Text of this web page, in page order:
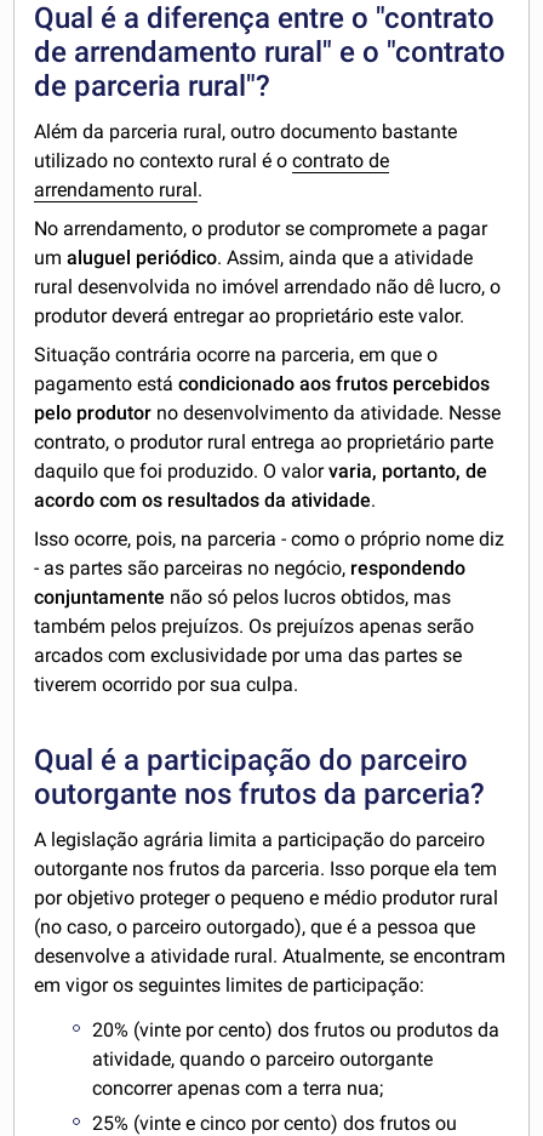
Qual é a diferença entre o "contrato
de arrendamento rural" e o "contrato
de parceria rural"?
Além da parceria rural, outro documento bastante
utilizado no contexto rural é ocontrato de
arrendamento rural .
No arrendamento, o produtor se compromete a pagar
umaluguel periódico. Assim, ainda que a atividade
rural desenvolvida no imóvel arrendado não dê lucro, o
produtor deverá entregar ao proprietário este valor.
Situação contrária ocorre na parceria, em que o
pagamento estácondicionado aos frutos percebidos
pelo produtor no desenvolvimento da atividade. Nesse
contrato, o produtor rural entrega ao proprietário parte
daquilo que foi produzido. O valorvaria, portanto, de
acordo com os resultados da atividade.
Isso ocorre, pois, na parceria - como o próprio nome diz
- as partes são parceiras no negócio, respondendo
conjuntamente não só pelos lucros obtidos, mas
também pelos prejuízos. Os prejuízos apenas serão
arcados com exclusividade por uma das partes se
tiverem ocorrido por sua culpa.
Qual é a participação do parceiro
outorgante nos frutos da parceria?
A legislação agrária limita a participação do parceiro
outorgante nos frutos da parceria. Isso porque ela tem
por objetivo proteger o pequeno e médio produtor rural
(no caso, o parceiro outorgado), que é a pessoa que
desenvolve a atividade rural. Atualmente, se encontram
em vigor os seguintes limites de participação:
20% (vinte por cento) dos frutos ou produtos da
atividade, quando o parceiro outorgante
concorrer apenas com a terra nua;
25% (vinte e cinco por cento) dos frutos ou